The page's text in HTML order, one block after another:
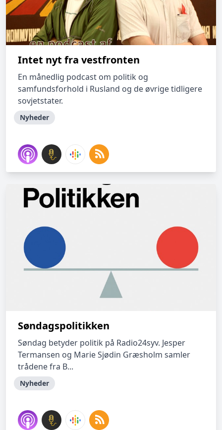
Intet nyt fra vestfronten
En månedlig podcast om politik og
samfundsforhold i Rusland og de øvrige tidligere
sovjetstater.
Nyheder
Søndagspolitikken
Søndag betyder politik på Radio24syv. Jesper
Termansen og Marie Sjødin Græsholm samler
trådene fra B...
Nyheder